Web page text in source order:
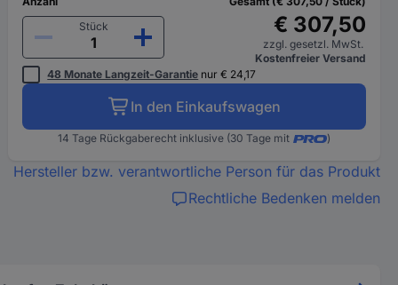
Stück
€ 307,50
zzgl. gesetzl. MwSt.
Kostenfreier Versand
48 Monate Langzeit-Garantie nur € 24,17
In den Einkaufswagen
14 Tage Rückgaberecht inklusive (30 Tage mit )
Hersteller bzw. verantwortliche Person für das Produkt
Rechtliche Bedenken melden